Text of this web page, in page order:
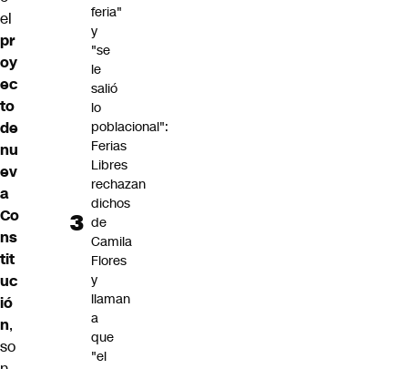
el
pr
oy
ec
to
de
nu
ev
a
Co
ns
tit
uc
ió
n,
so
feria"
y
"se
le
salió
lo
poblacional":
Ferias
Libres
rechazan
dichos
de
Camila
Flores
y
llaman
a
que
"el